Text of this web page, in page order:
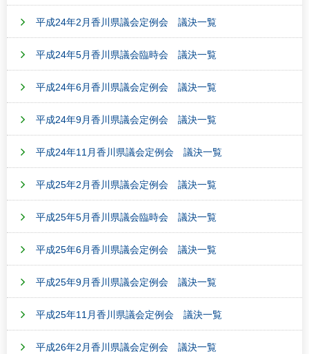
平成24年2月香川県議会定例会 議決一覧
平成24年5月香川県議会臨時会 議決一覧
平成24年6月香川県議会定例会 議決一覧
平成24年9月香川県議会定例会 議決一覧
平成24年11月香川県議会定例会 議決一覧
平成25年2月香川県議会定例会 議決一覧
平成25年5月香川県議会臨時会 議決一覧
平成25年6月香川県議会定例会 議決一覧
平成25年9月香川県議会定例会 議決一覧
平成25年11月香川県議会定例会 議決一覧
平成26年2月香川県議会定例会 議決一覧